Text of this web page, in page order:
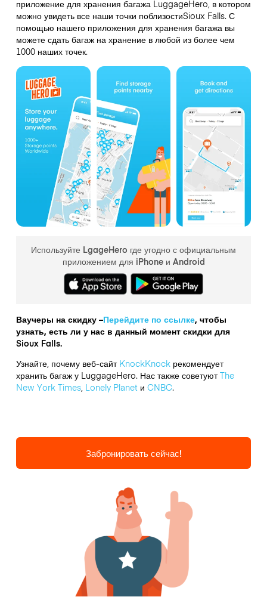
приложение для хранения багажа LuggageHero, в котором
можно увидеть все наши точки поблизостиSioux Falls. С
помощью нашего приложения для хранения багажа вы
можете сдать багаж на хранение в любой из более чем
1000 наших точек.
Используйте LgageHero где угодно с официальным
приложением для iPhone и Android
Ваучеры на скидку –Перейдите по ссылке, чтобы
узнать, есть ли у нас в данный момент скидки для
Sioux Falls.
Узнайте, почему веб-сайт KnockKnockрекомендует
хранить багаж у LuggageHero. Нас также советуютThe
New York Times, Lonely Planetи CNBC.
Забронировать сейчас!